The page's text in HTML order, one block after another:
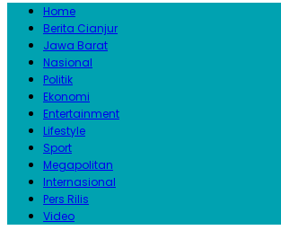
Home
Berita Cianjur
Jawa Barat
Nasional
Politik
Ekonomi
Entertainment
Lifestyle
Sport
Megapolitan
Internasional
Pers Rilis
Video